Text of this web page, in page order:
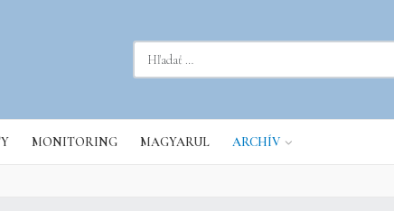
MONITORING MAGYARUL ARCHÍV